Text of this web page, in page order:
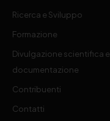
Ricerca e Sviluppo
Formazione
Divulgazione scientifica e
documentazione
Contribuenti
Contatti